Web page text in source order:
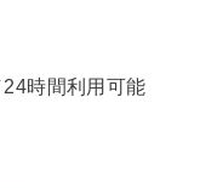
時間利用可能